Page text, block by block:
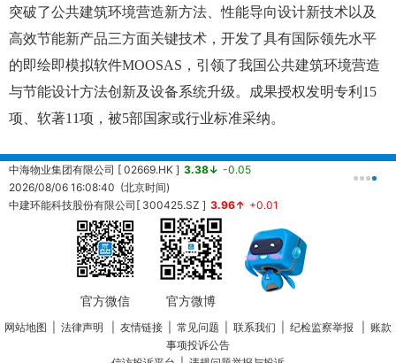
突破了公共建筑环境营造新方法、性能导向设计新技术以及
高效节能新产品三方面关键技术，开发了具有国际领先水平
的即绘即模拟软件MOOSAS，引领了我国公共建筑环境营造
与节能设计方法创新及设备系统升级。成果授权发明专利15
项、软著11项，被5部国家或行业标准采纳。
中海物业集团有限公司 [ 02669.HK ] 3.38↓ -0.05
2026/08/06 16:08:40 (北京时间)
中建环能科技股份有限公司[ 300425.SZ ] 3.96↑ +0.01
20260806161430 (北京时间)
官方微信 官方微博
网站地图 法律声明 友情链接 常见问题 联系我们 纪检监察举报
账款
事项投诉公告